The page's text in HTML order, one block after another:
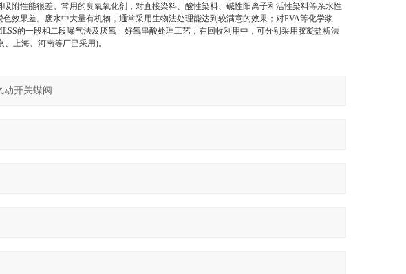
附性能很差。常用的臭氧氧化剂，对直接染料、酸性染料、碱性阳离子和活性染料等亲水性
效果差。废水中大量有机物，通常采用生物法处理能达到较满意的效果；对PVA等化学浆
的一段和二段曝气法及厌氧—好氧串酸处理工艺；在回收利用中，可分别采用胶凝盐析法
上海、河南等厂已采用)。